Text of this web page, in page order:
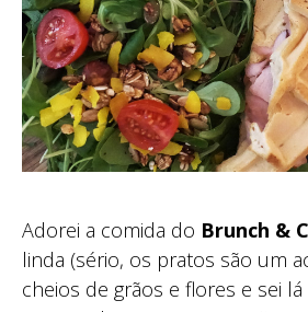
Adorei a comida do Brunch &
linda (sério, os pratos são um
cheios de grãos e flores e sei